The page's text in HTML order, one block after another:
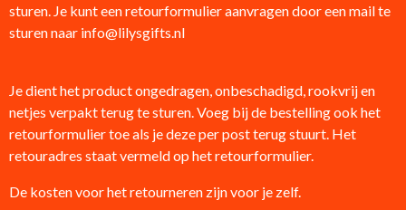
sturen. Je kunt een retourformulier aanvragen door een mail te
sturen naar info@lilysgifts.nl
Je dient het product ongedragen, onbeschadigd, rookvrij en
netjes verpakt terug te sturen. Voeg bij de bestelling ook het
retourformulier toe als je deze per post terug stuurt. Het
retouradres staat vermeld op het retourformulier.
De kosten voor het retourneren zijn voor je zelf.